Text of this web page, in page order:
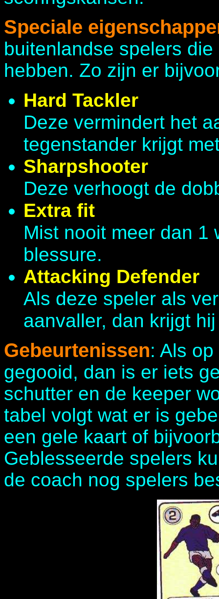
Speciale
buitenlandse spelers
hebben. Zo zijn er
Hard Tackler
Deze vermindert het
tegenstander krijgt
Sharpshooter
Deze verhoogt de
Extra fit
Mist nooit meer dan 1
blessure.
Attacking Defender
Als deze speler als
aanvaller, dan krijgt
Gebeurtenissen: Als
gegooid, dan is er iets
schutter en de keeper
tabel volgt wat er is
een gele kaart of
Geblesseerde spelers
de coach nog spelers